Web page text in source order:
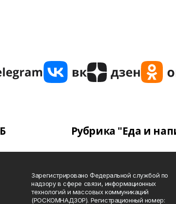
Рубрика "Еда и
Зарегистрировано Федеральной службой по
надзору в сфере связи, информационных
технологий и массовых коммуникаций
(РОСКОМНАДЗОР). Регистрационный номер: